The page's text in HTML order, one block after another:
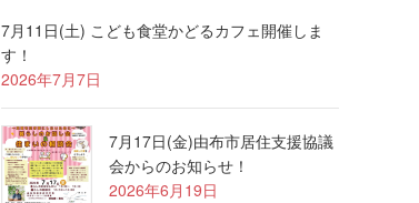
7月11日(土) こども食堂かどるカフェ開催しま
す！
2026年7月7日
7月17日(金)由布市居住支援協議
会からのお知らせ！
2026年6月19日